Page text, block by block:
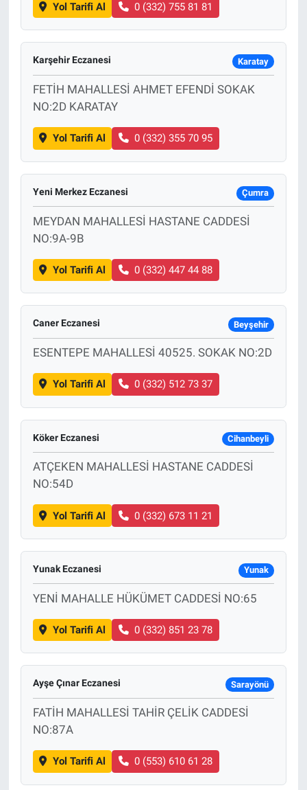
Yol Tarifi Al 0 (332) 755 81 81
Karşehir Eczanesi Karatay
FETİH MAHALLESİ AHMET EFENDİ SOKAK
NO:2D KARATAY
Yol Tarifi Al 0 (332) 355 70 95
Yeni Merkez Eczanesi Çumra
MEYDAN MAHALLESİ HASTANE CADDESİ
NO:9A-9B
Yol Tarifi Al 0 (332) 447 44 88
Caner Eczanesi Beyşehir
ESENTEPE MAHALLESİ 40525. SOKAK NO:2D
Yol Tarifi Al 0 (332) 512 73 37
Köker Eczanesi Cihanbeyli
ATÇEKEN MAHALLESİ HASTANE CADDESİ
NO:54D
Yol Tarifi Al 0 (332) 673 11 21
Yunak Eczanesi Yunak
YENİ MAHALLE HÜKÜMET CADDESİ NO:65
Yol Tarifi Al 0 (332) 851 23 78
Ayşe Çınar Eczanesi Sarayönü
FATİH MAHALLESİ TAHİR ÇELİK CADDESİ
NO:87A
Yol Tarifi Al 0 (553) 610 61 28